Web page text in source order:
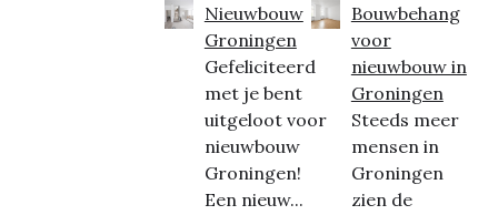
Nieuwbouw
Groningen
Gefeliciteerd
met je bent
uitgeloot voor
nieuwbouw
Groningen!
Een nieuw...
Bouwbehang
voor
nieuwbouw in
Groningen
Steeds meer
mensen in
Groningen
zien de